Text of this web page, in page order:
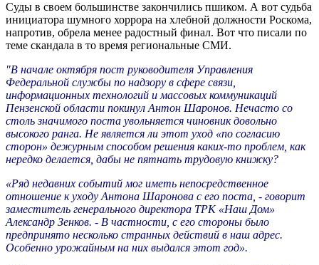
Суды в своем большинстве закончились пшиком. А вот судьба
инициатора шумного хоррора на хлебной должности Роскома,
напротив, обрела менее радостный финал. Вот что писали по
теме скандала в то время региональные СМИ.
"В начале октября пост руководителя Управления
Федеральной службы по надзору в сфере связи,
информационных технологий и массовых коммуникаций
Пензенской области покинул Антон Шаронов. Нечасто со
столь значимого поста увольняется чиновник довольно
высокого ранга. Не является ли этот уход «по согласию
сторон» дежурным способом решения каких-то проблем, как
нередко делается, дабы не пятнать трудовую книжку?
«Ряд недавних событий мог иметь непосредственное
отношение к уходу Антона Шаронова с его поста, - говорит
заместитель генерального директора ТРК «Наш Дом»
Александр Зенков. - В частности, с его стороны было
предпринято несколько странных действий в наш адрес.
Особенно урожайным на них выдался этот год».